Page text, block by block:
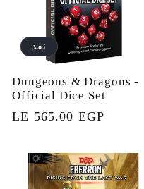
نفذ
Dungeons & Dragons -
Official Dice Set
السعر
LE 565.00 EGP